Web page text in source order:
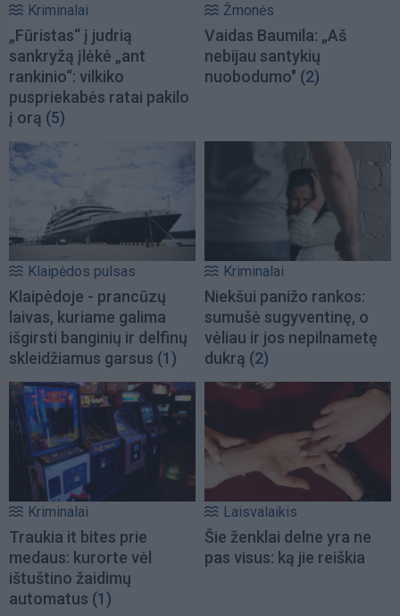
Kriminalai
„Fūristas“ į judrią
sankryžą įlėkė „ant
rankinio“: vilkiko
puspriekabės ratai pakilo
į orą (5)
Žmonės
Vaidas Baumila: „Aš
nebijau santykių
nuobodumo" (2)
Klaipėdos pulsas
Klaipėdoje - prancūzų
laivas, kuriame galima
išgirsti banginių ir delfinų
skleidžiamus garsus (1)
Kriminalai
Niekšui panižo rankos:
sumušė sugyventinę, o
vėliau ir jos nepilnametę
dukrą (2)
Kriminalai
Traukia it bites prie
medaus: kurorte vėl
ištuštino žaidimų
automatus (1)
Laisvalaikis
Šie ženklai delne yra ne
pas visus: ką jie reiškia